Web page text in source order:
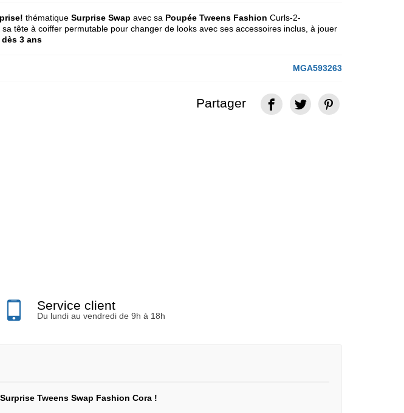
thématiqueSurprise Swap avec sa Poupée Tweens FashionCurls-2-
sa tête à coiffer permutable pour changer de looks avec ses accessoires inclus, à jouer
dès 3 ans
MGA593263
Partager
Service client
Du lundi au vendredi de 9h à 18h
Tweens Swap Fashion Cora !